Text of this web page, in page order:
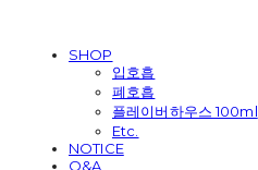
SHOP
입호흡
폐호흡
플레이버하우스 100ml
Etc.
NOTICE
Q&A